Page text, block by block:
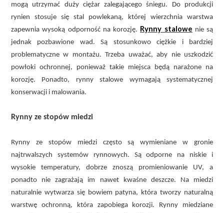
mogą utrzymać duży ciężar zalegającego śniegu. Do produkcji
rynien stosuje się stal powlekaną, której wierzchnia warstwa
zapewnia wysoką odporność na korozję. Rynny stalowe nie są
jednak pozbawione wad. Są stosunkowo ciężkie i bardziej
problematyczne w montażu. Trzeba uważać, aby nie uszkodzić
powłoki ochronnej, ponieważ takie miejsca będą narażone na
korozję. Ponadto, rynny stalowe wymagają systematycznej
konserwacji i malowania.
Rynny ze stopów miedzi
Rynny ze stopów miedzi często są wymieniane w gronie
najtrwalszych systemów rynnowych. Są odporne na niskie i
wysokie temperatury, dobrze znoszą promieniowanie UV, a
ponadto nie zagrażają im nawet kwaśne deszcze. Na miedzi
naturalnie wytwarza się bowiem patyna, która tworzy naturalną
warstwę ochronną, która zapobiega korozji. Rynny miedziane